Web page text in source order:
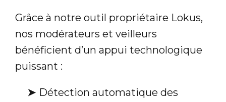
Grâce à notre outil propriétaire Lokus,
nos modérateurs et veilleurs
bénéficient d’un appui technologique
puissant :
➤ Détection automatique des